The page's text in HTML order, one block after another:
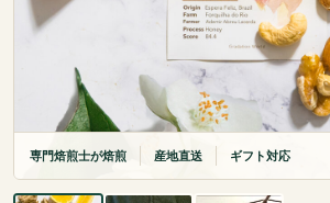
専門焙煎士が焙煎 産地直送 ギフト対応